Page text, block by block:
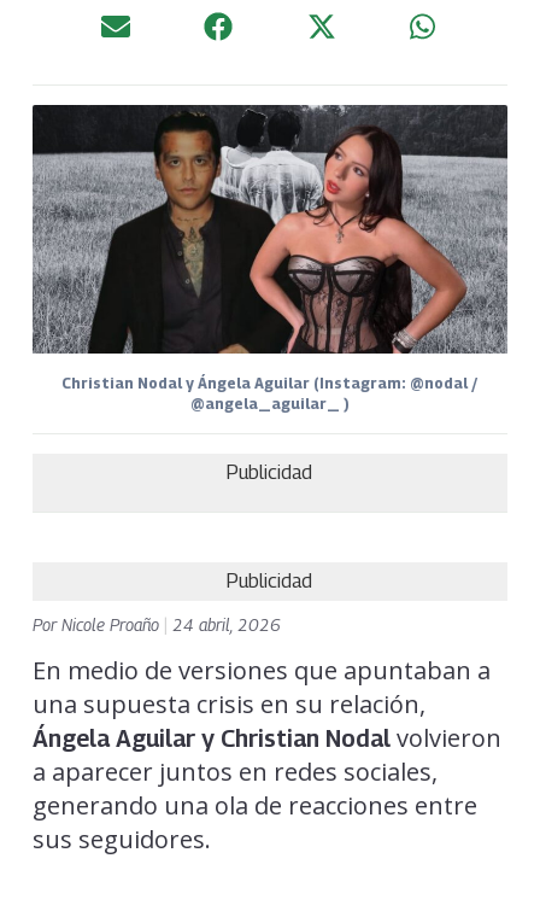
Christian Nodal y Ángela Aguilar (Instagram: @nodal /
@angela_aguilar_ )
Publicidad
Publicidad
PorNicole Proaño 24 abril, 2026
En medio de versiones que apuntaban a
una supuesta crisis en su relación,
Ángela Aguilar y Christian Nodalvolvieron
a aparecer juntos en redes sociales,
generando una ola de reacciones entre
sus seguidores.